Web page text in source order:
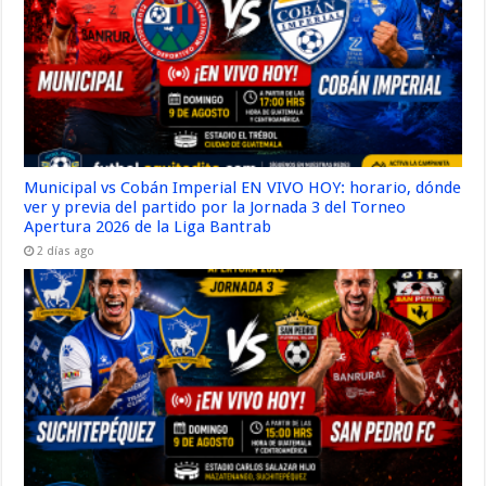
Municipal vs Cobán Imperial EN VIVO HOY: horario, dónde
ver y previa del partido por la Jornada 3 del Torneo
Apertura 2026 de la Liga Bantrab
2 días ago